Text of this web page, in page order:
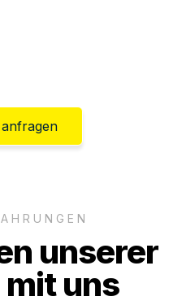
unserer
uns